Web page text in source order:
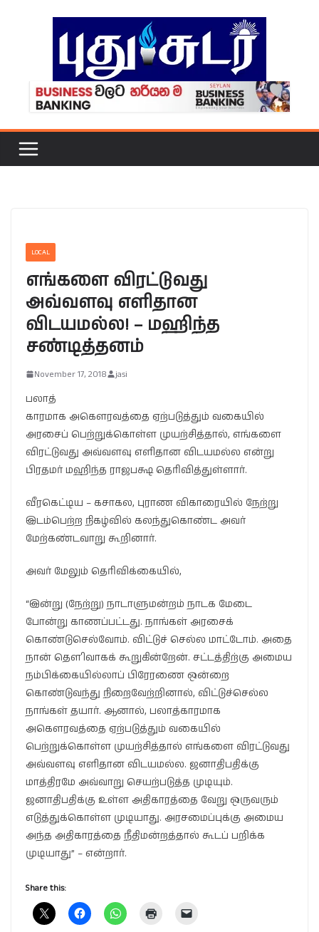
LOCAL
எங்களை விரட்டுவது
அவ்வளவு எளிதான
விடயமல்ல! – மஹிந்த
சண்டித்தனம்
November 17, 2018 jasi
பலாத்
காரமாக அகௌரவத்தை ஏற்படுத்தும் வகையில்
அரசைப் பெற்றுக்கொள்ள முயற்சித்தால், எங்களை
விரட்டுவது அவ்வளவு எளிதான விடயமல்ல என்று
பிரதமர் மஹிந்த ராஜபக்ஷ தெரிவித்துள்ளார்.
வீரகெட்டிய – கசாகல, புராண விகாரையில் நேற்று
இடம்பெற்ற நிகழ்வில் கலந்துகொண்ட அவர்
மேற்கண்டவாறு கூறினார்.
அவர் மேலும் தெரிவிக்கையில்,
“இன்று (நேற்று) நாடாளுமன்றம் நாடக மேடை
போன்று காணப்பட்டது. நாங்கள் அரசைக்
கொண்டுசெல்வோம். விட்டுச் செல்ல மாட்டோம். அதை
நான் தௌிவாகக் கூறுகின்றேன். சட்டத்திற்கு அமைய
நம்பிக்கையில்லாப் பிரேரணை ஒன்றை
கொண்டுவந்து நிறைவேற்றினால், விட்டுச்செல்ல
நாங்கள் தயார். ஆனால், பலாத்காரமாக
அகௌரவத்தை ஏற்படுத்தும் வகையில்
பெற்றுக்கொள்ள முயற்சித்தால் எங்களை விரட்டுவது
அவ்வளவு எளிதான விடயமல்ல. ஜனாதிபதிக்கு
மாத்திரமே அவ்வாறு செயற்படுத்த முடியும்.
ஜனாதிபதிக்கு உள்ள அதிகாரத்தை வேறு ஒருவரும்
எடுத்துக்கொள்ள முடியாது. அரசமைப்புக்கு அமைய
அந்த அதிகாரத்தை நீதிமன்றத்தால் கூடப் பறிக்க
முடியாது” – என்றார்.
Share this: